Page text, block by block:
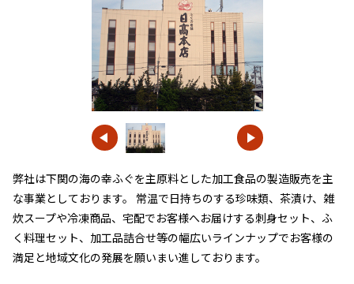
弊社は下関の海の幸ふぐを主原料とした加工食品の製造販売を主
な事業としております。 常温で日持ちのする珍味類、茶漬け、雑
炊スープや冷凍商品、宅配でお客様へお届けする刺身セット、ふ
く料理セット、加工品詰合せ等の幅広いラインナップでお客様の
満足と地域文化の発展を願いまい進しております。